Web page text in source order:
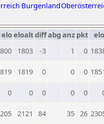
Burgenland
eloeloaltdiffabg anz pkt
1803 -3 1 0
1819 0 0 0
0 0 0 0 0
2121 84 35 26